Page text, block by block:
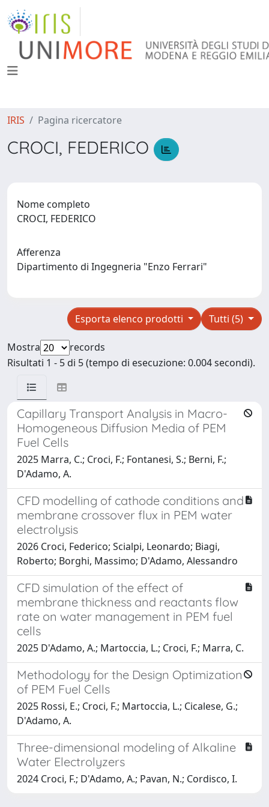
IRIS Pagina ricercatore
CROCI, FEDERICO
Nome completo
CROCI, FEDERICO
Afferenza
Dipartimento di Ingegneria "Enzo Ferrari"
Tutti (5)
Esporta elenco prodotti
Mostra
records
Risultati 1 - 5 di 5 (tempo di esecuzione: 0.004 secondi).
Capillary Transport Analysis in Macro-
Homogeneous Diffusion Media of PEM
Fuel Cells
2025 Marra, C.; Croci, F.; Fontanesi, S.; Berni, F.;
D'Adamo, A.
CFD modelling of cathode conditions and
membrane crossover flux in PEM water
electrolysis
2026 Croci, Federico; Scialpi, Leonardo; Biagi,
Roberto; Borghi, Massimo; D'Adamo, Alessandro
CFD simulation of the effect of
membrane thickness and reactants flow
rate on water management in PEM fuel
cells
2025 D'Adamo, A.; Martoccia, L.; Croci, F.; Marra, C.
Methodology for the Design Optimization
of PEM Fuel Cells
2025 Rossi, E.; Croci, F.; Martoccia, L.; Cicalese, G.;
D'Adamo, A.
Three-dimensional modeling of Alkaline
Water Electrolyzers
2024 Croci, F.; D'Adamo, A.; Pavan, N.; Cordisco, I.